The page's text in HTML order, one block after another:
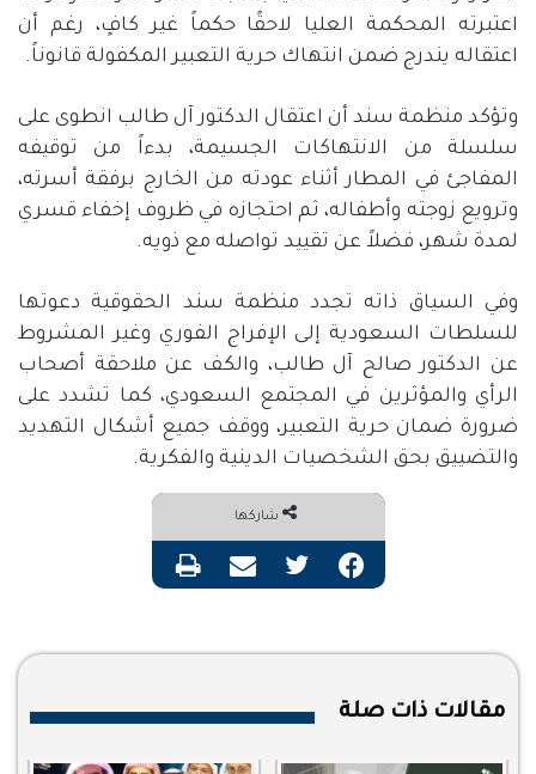
اعتبرته المحكمة العليا لاحقًا حكماً غير كافٍ، رغم أن
اعتقاله يندرج ضمن انتهاك حرية التعبير المكفولة قانوناً.
وتؤكد منظمة سند أن اعتقال الدكتور آل طالب انطوى على
سلسلة من الانتهاكات الجسيمة، بدءاً من توقيفه
المفاجئ في المطار أثناء عودته من الخارج برفقة أسرته،
وترويع زوجته وأطفاله، ثم احتجازه في ظروف إخفاء قسري
لمدة شهر، فضلاً عن تقييد تواصله مع ذويه.
وفي السياق ذاته تجدد منظمة سند الحقوقية دعوتها
للسلطات السعودية إلى الإفراج الفوري وغير المشروط
عن الدكتور صالح آل طالب، والكف عن ملاحقة أصحاب
الرأي والمؤثرين في المجتمع السعودي، كما تشدد على
ضرورة ضمان حرية التعبير، ووقف جميع أشكال التهديد
والتضييق بحق الشخصيات الدينية والفكرية.
شاركها
فيسبوك تويتر مشاركة عبر البريد طباعة
مقالات ذات صلة